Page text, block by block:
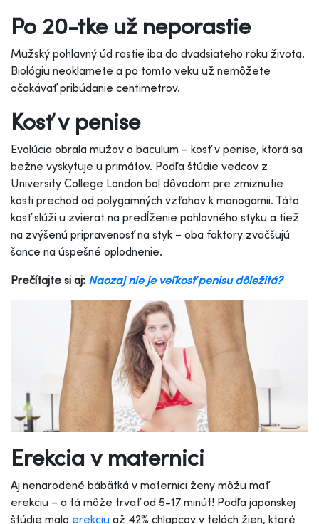
Po 20-tke už neporastie
Mužský pohlavný úd rastie iba do dvadsiateho roku života.
Biológiu neoklamete a po tomto veku už nemôžete
očakávať pribúdanie centimetrov.
Kosť v penise
Evolúcia obrala mužov o baculum – kosť v penise, ktorá sa
bežne vyskytuje u primátov. Podľa štúdie vedcov z
University College London bol dôvodom pre zmiznutie
kosti prechod od polygamných vzťahov k monogamii. Táto
kosť slúži u zvierat na predĺženie pohlavného styku a tiež
na zvýšenú pripravenosť na styk – oba faktory zväčšujú
šance na úspešné oplodnenie.
Prečítajte si aj: Naozaj nie je veľkosť penisu dôležitá?
Erekcia v maternici
Aj nenarodené bábätká v maternici ženy môžu mať
erekciu – a tá môže trvať od 5-17 minút! Podľa japonskej
štúdie malo erekciu až 42% chlapcov v telách žien, ktoré